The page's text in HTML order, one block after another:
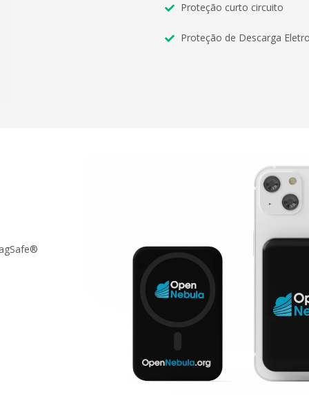
Proteção curto circuito
Proteção de Descarga